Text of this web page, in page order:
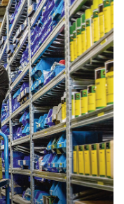
- Parque Industrial